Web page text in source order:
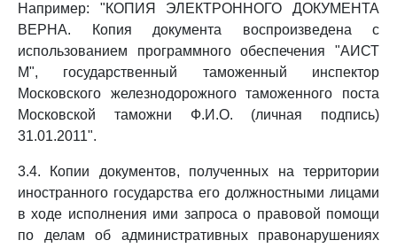
Например: "КОПИЯ ЭЛЕКТРОННОГО ДОКУМЕНТА
ВЕРНА. Копия документа воспроизведена с
использованием программного обеспечения "АИСТ
М", государственный таможенный инспектор
Московского железнодорожного таможенного поста
Московской таможни Ф.И.О. (личная подпись)
31.01.2011".
3.4. Копии документов, полученных на территории
иностранного государства его должностными лицами
в ходе исполнения ими запроса о правовой помощи
по делам об административных правонарушениях